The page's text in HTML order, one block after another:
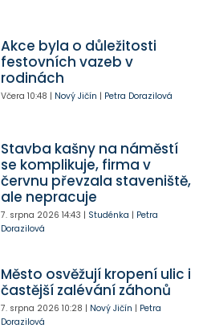
Akce byla o důležitosti
festovních vazeb v
rodinách
Včera 10:48 | Nový Jičín | Petra Dorazilová
Stavba kašny na náměstí
se komplikuje, firma v
červnu převzala staveniště,
ale nepracuje
7. srpna 2026 14:43 | Studénka | Petra
Dorazilová
Město osvěžují kropení ulic i
častější zalévání záhonů
7. srpna 2026 10:28 | Nový Jičín | Petra
Dorazilová